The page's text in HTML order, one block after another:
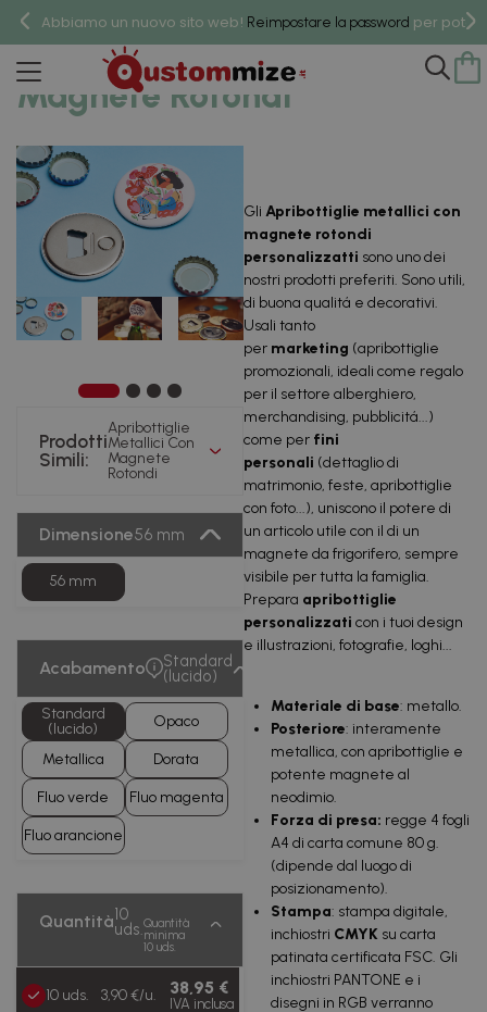
Abbiamo un nuovo sito web! Reimpostare la password per poter
Apribottiglie Metallici Con
Magnete Rotondi
Prodotti
Simili:
Apribottiglie
Metallici Con
Magnete
Rotondi
Dimensione56 mm
56 mm
Acabamento Standard
(lucido)
Standard
(lucido)
Opaco
Metallica Dorata
Fluo verde Fluo magenta
Fluo arancione
Quantità10
uds.Quantità
minima
10 uds.
10 uds. 3,90 €/u. 38,95 €
IVA inclusa
Gli Apribottiglie metallici con
magnete rotondi
personalizzatti sono uno dei
nostri prodotti preferiti. Sono utili,
di buona qualitá e decorativi.
Usali tanto
per marketing (apribottiglie
promozionali, ideali come regalo
per il settore alberghiero,
merchandising, pubblicitá...)
come per fini
personali (dettaglio di
matrimonio, feste, apribottiglie
con foto...), uniscono il potere di
un articolo utile con il di un
magnete da frigorifero, sempre
visibile per tutta la famiglia.
Prepara apribottiglie
personalizzati con i tuoi design
e illustrazioni, fotografie, loghi...
Materiale di base: metallo.
Posteriore: interamente
metallica, con apribottiglie e
potente magnete al
neodimio.
Forza di presa: regge 4 fogli
A4 di carta comune 80 g.
(dipende dal luogo di
posizionamento).
Stampa: stampa digitale,
inchiostri CMYK su carta
patinata certificata FSC. Gli
inchiostri PANTONE e i
disegni in RGB verranno